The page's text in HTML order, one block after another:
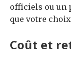
officiels ou un
que votre
Coût et